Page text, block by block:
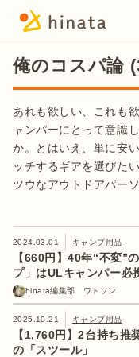
俺のコスパ論
あれも欲しい、これも
ャンパーにとって意識
か。とはいえ、単に安
ッチするギアを選びた
ツウなアウトドアパー
2024.03.01 キャンプ用品
【660円】40年“不変”
プ」はULキャンパー必
hinata編集部 ワトソン
2025.10.21 キャンプ用品
【1,760円】2台持ち推
の「スツール」